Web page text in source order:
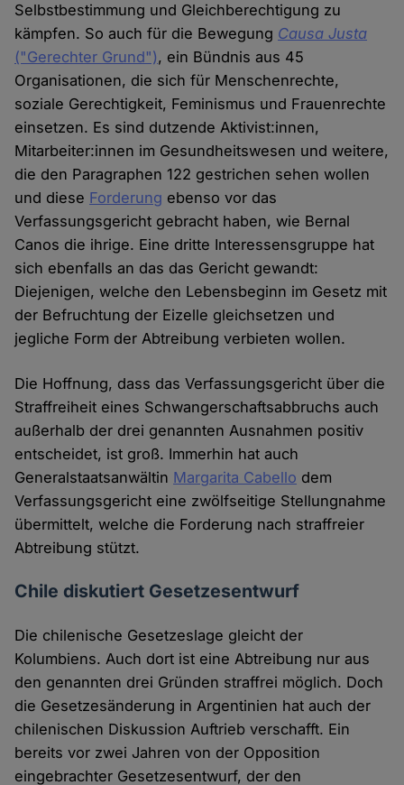
Selbstbestimmung und Gleichberechtigung zu
kämpfen. So auch für die Bewegung Causa Justa
("Gerechter Grund"), ein Bündnis aus 45
Organisationen, die sich für Menschenrechte,
soziale Gerechtigkeit, Feminismus und Frauenrechte
einsetzen. Es sind dutzende Aktivist:innen,
Mitarbeiter:innen im Gesundheitswesen und weitere,
die den Paragraphen 122 gestrichen sehen wollen
und diese Forderung ebenso vor das
Verfassungsgericht gebracht haben, wie Bernal
Canos die ihrige. Eine dritte Interessensgruppe hat
sich ebenfalls an das das Gericht gewandt:
Diejenigen, welche den Lebensbeginn im Gesetz mit
der Befruchtung der Eizelle gleichsetzen und
jegliche Form der Abtreibung verbieten wollen.
Die Hoffnung, dass das Verfassungsgericht über die
Straffreiheit eines Schwangerschaftsabbruchs auch
außerhalb der drei genannten Ausnahmen positiv
entscheidet, ist groß. Immerhin hat auch
Generalstaatsanwältin Margarita Cabello dem
Verfassungsgericht eine zwölfseitige Stellungnahme
übermittelt, welche die Forderung nach straffreier
Abtreibung stützt.
Chile diskutiert Gesetzesentwurf
Die chilenische Gesetzeslage gleicht der
Kolumbiens. Auch dort ist eine Abtreibung nur aus
den genannten drei Gründen straffrei möglich. Doch
die Gesetzesänderung in Argentinien hat auch der
chilenischen Diskussion Auftrieb verschafft. Ein
bereits vor zwei Jahren von der Opposition
eingebrachter Gesetzesentwurf, der den